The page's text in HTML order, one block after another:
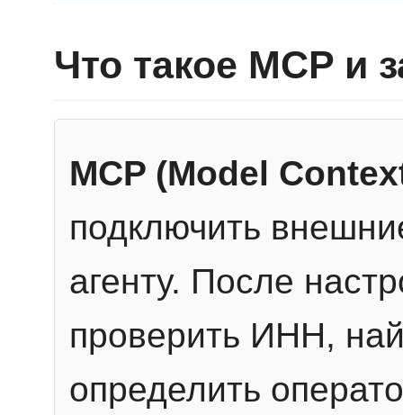
Что такое MCP и
MCP (Model
подключить
агенту. После
проверить ИНН,
определить